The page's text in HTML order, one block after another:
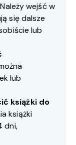
wejść w
się dalsze
lub
lub
książki do
książki
dni,